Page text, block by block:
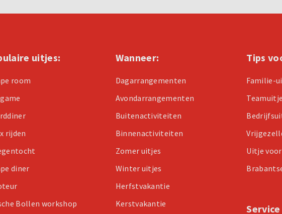
uitjes:
room
rijden
diner
Bollen workshop
Wanneer:
Dagarrangementen
Avondarrangementen
Buitenactiviteiten
Binnenactiviteiten
Zomer uitjes
Winter uitjes
Herfstvakantie
Kerstvakantie
Tips
Familie-
Uitje